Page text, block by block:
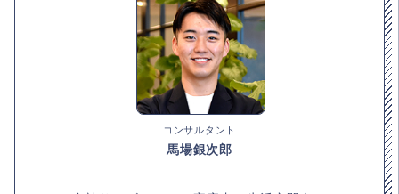
コンサルタント
馬場銀次郎